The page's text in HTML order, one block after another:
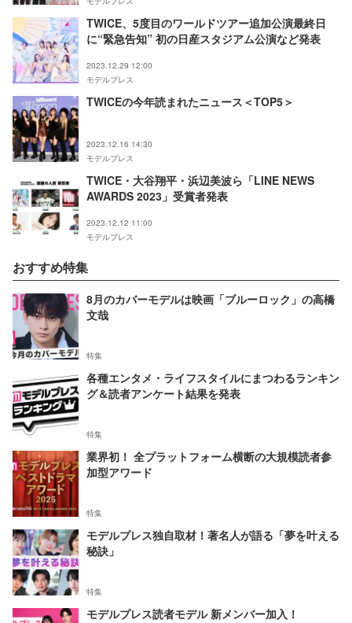
TWICE、5度目のワールドツアー追加公演最終日
に“緊急告知” 初の日産スタジアム公演など発表
2023.12.29 12:00
モデルプレス
TWICEの今年読まれたニュース＜TOP5＞
2023.12.16 14:30
モデルプレス
TWICE・大谷翔平・浜辺美波ら「LINE NEWS
AWARDS 2023」受賞者発表
2023.12.12 11:00
モデルプレス
おすすめ特集
8月のカバーモデルは映画「ブルーロック」の高橋
文哉
特集
各種エンタメ・ライフスタイルにまつわるランキン
グ＆読者アンケート結果を発表
特集
業界初！ 全プラットフォーム横断の大規模読者参
加型アワード
特集
モデルプレス独自取材！著名人が語る「夢を叶える
秘訣」
特集
モデルプレス読者モデル 新メンバー加入！